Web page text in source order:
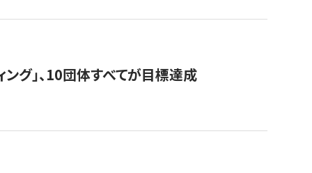
グ」、10団体すべてが目標達成